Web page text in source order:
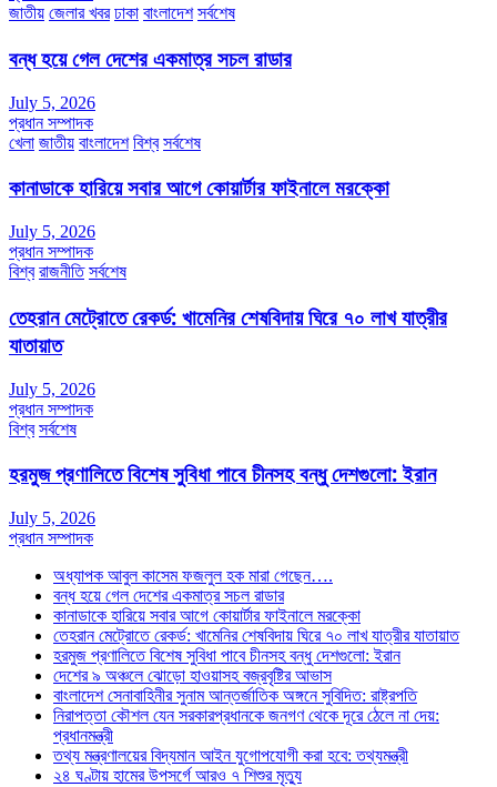
জাতীয় জেলার খবর ঢাকা বাংলাদেশ সর্বশেষ
বন্ধ হয়ে গেল দেশের একমাত্র সচল রাডার
July 5, 2026
প্রধান সম্পাদক
খেলা জাতীয় বাংলাদেশ বিশ্ব সর্বশেষ
কানাডাকে হারিয়ে সবার আগে কোয়ার্টার ফাইনালে মরক্কো
July 5, 2026
প্রধান সম্পাদক
বিশ্ব রাজনীতি সর্বশেষ
তেহরান মেট্রোতে রেকর্ড: খামেনির শেষবিদায় ঘিরে ৭০ লাখ যাত্রীর
যাতায়াত
July 5, 2026
প্রধান সম্পাদক
বিশ্ব সর্বশেষ
হরমুজ প্রণালিতে বিশেষ সুবিধা পাবে চীনসহ বন্ধু দেশগুলো: ইরান
July 5, 2026
প্রধান সম্পাদক
অধ্যাপক আবুল কাসেম ফজলুল হক মারা গেছেন….
বন্ধ হয়ে গেল দেশের একমাত্র সচল রাডার
কানাডাকে হারিয়ে সবার আগে কোয়ার্টার ফাইনালে মরক্কো
তেহরান মেট্রোতে রেকর্ড: খামেনির শেষবিদায় ঘিরে ৭০ লাখ যাত্রীর যাতায়াত
হরমুজ প্রণালিতে বিশেষ সুবিধা পাবে চীনসহ বন্ধু দেশগুলো: ইরান
দেশের ৯ অঞ্চলে ঝোড়ো হাওয়াসহ বজ্রবৃষ্টির আভাস
বাংলাদেশ সেনাবাহিনীর সুনাম আন্তর্জাতিক অঙ্গনে সুবিদিত: রাষ্ট্রপতি
নিরাপত্তা কৌশল যেন সরকারপ্রধানকে জনগণ থেকে দূরে ঠেলে না দেয়:
প্রধানমন্ত্রী
তথ্য মন্ত্রণালয়ের বিদ্যমান আইন যুগোপযোগী করা হবে: তথ্যমন্ত্রী
২৪ ঘণ্টায় হামের উপসর্গে আরও ৭ শিশুর মৃত্যু